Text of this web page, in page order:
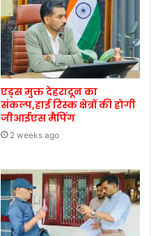
एड्स मुक्त देहरादून का
संकल्प,हाई रिस्क क्षेत्रों की होगी
जीआईएस मैपिंग
2 weeks ago